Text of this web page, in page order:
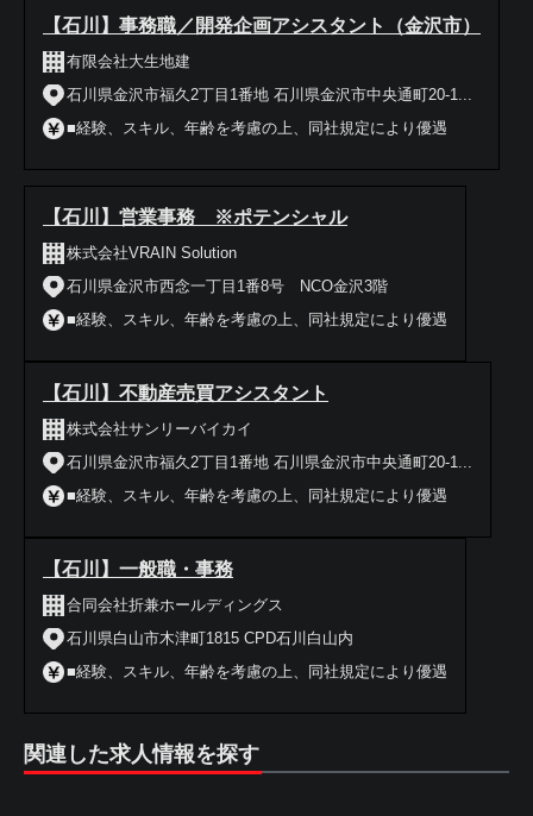
【石川】事務職／開発企画アシスタント（金沢市）
有限会社大生地建
石川県金沢市福久2丁目1番地 石川県金沢市中央通町20-1...
■経験、スキル、年齢を考慮の上、同社規定により優遇
【石川】営業事務 ※ポテンシャル
株式会社VRAIN Solution
石川県金沢市西念一丁目1番8号 NCO金沢3階
■経験、スキル、年齢を考慮の上、同社規定により優遇
【石川】不動産売買アシスタント
株式会社サンリーバイカイ
石川県金沢市福久2丁目1番地 石川県金沢市中央通町20-1...
■経験、スキル、年齢を考慮の上、同社規定により優遇
【石川】一般職・事務
合同会社折兼ホールディングス
石川県白山市木津町1815 CPD石川白山内
■経験、スキル、年齢を考慮の上、同社規定により優遇
関連した求人情報を探す